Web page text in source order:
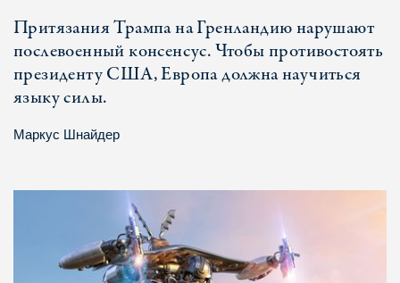
Притязания Трампа на Гренландию нарушают
послевоенный консенсус. Чтобы противостоять
президенту США, Европа должна научиться
языку силы.
Маркус Шнайдер